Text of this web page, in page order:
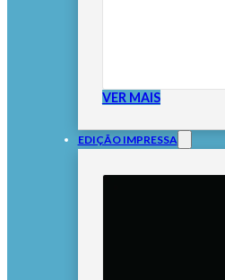
VER MAIS
EDIÇÃO IMPRESSA